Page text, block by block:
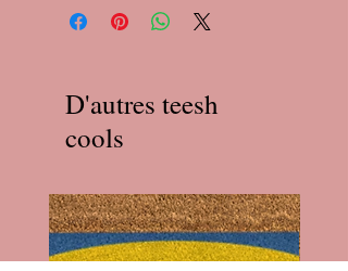
D'autres teesh
cools